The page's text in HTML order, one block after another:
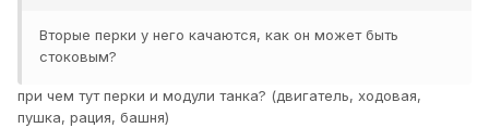
Вторые перки у него качаются, как он может быть
стоковым?
при чем тут перки и модули танка? (двигатель, ходовая,
пушка, рация, башня)